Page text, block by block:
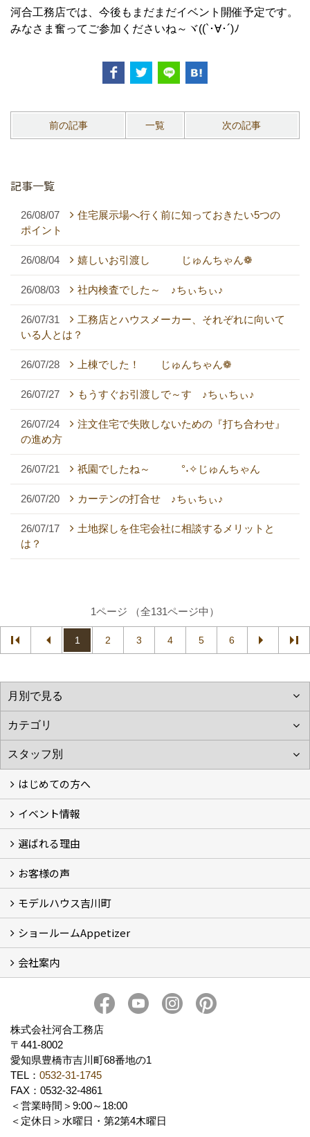
河合工務店では、今後もまだまだイベント開催予定です。
みなさま奮ってご参加くださいね～ヾ((`･∀･´)ﾉ
前の記事 一覧 次の記事
記事一覧
26/08/07
住宅展示場へ行く前に知っておきたい5つの
ポイント
26/08/04 嬉しいお引渡し じゅんちゃん❁
26/08/03 社内検査でした～ ♪ちぃちぃ♪
26/07/31
工務店とハウスメーカー、それぞれに向いて
いる人とは？
26/07/28 上棟でした！ じゅんちゃん❁
26/07/27 もうすぐお引渡しで～す ♪ちぃちぃ♪
26/07/24
注文住宅で失敗しないための『打ち合わせ』
の進め方
26/07/21 祇園でしたね～ °˖✧じゅんちゃん
26/07/20 カーテンの打合せ ♪ちぃちぃ♪
26/07/17
土地探しを住宅会社に相談するメリットと
は？
1ページ （全131ページ中）
1 2 3 4 5 6
はじめての方へ
フォトギャラリー
性能について
自然素材のお家
オーナー様のおうち訪問
イベント情報
イベント情報
選ばれる理由
5つのやさしさ宣言
3つのプロ宣言
お家づくりスケジュール
お客様の声
お客様の声
モデルハウス吉川町
吉川町モデルハウス
ショールームAppetizer
Appetizer(ショールーム)
Appetizer(レンタルスペース)
会社案内
社長 河合智之の想い
求人情報 Recruit
株式会社河合工務店
〒441-8002
愛知県豊橋市吉川町68番地の1
TEL： 0532-31-1745
FAX：0532-32-4861
＜営業時間＞9:00～18:00
＜定休日＞水曜日・第2第4木曜日